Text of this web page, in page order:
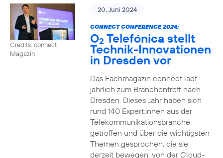
Credits: connect
Magazin
20. Juni 2024
CONNECT CONFERENCE 2024:
O2 Telefónica stellt
Technik-Innovationen
in Dresden vor
Das Fachmagazin connect lädt
jährlich zum Branchentreff nach
Dresden. Dieses Jahr haben sich
rund 140 Expert:innen aus der
Telekommunikationsbranche
getroffen und über die wichtigsten
Themen gesprochen, die sie
derzeit bewegen: von der Cloud-